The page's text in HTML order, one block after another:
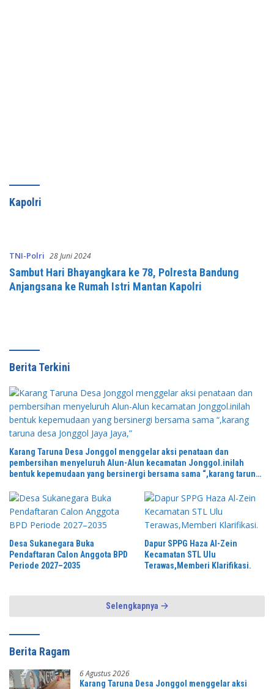
Kapolri
TNI-Polri 28 Juni 2024
Sambut Hari Bhayangkara ke 78, Polresta Bandung
Anjangsana ke Rumah Istri Mantan Kapolri
Berita Terkini
Karang Taruna Desa Jonggol menggelar aksi penataan dan
pembersihan menyeluruh Alun-Alun kecamatan Jonggol.inilah
bentuk kepemudaan yang bersinergi bersama sama “,karang taruna
Desa Sukanegara Buka
Pendaftaran Calon Anggota BPD
Periode 2027–2035
Dapur SPPG Haza Al-Zein
Kecamatan STL Ulu
Terawas,Memberi Klarifikasi.
Selengkapnya
Berita Ragam
6 Agustus 2026
Karang Taruna Desa Jonggol menggelar aksi